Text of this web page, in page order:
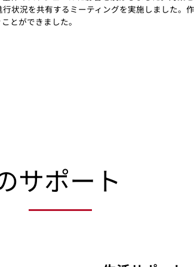
状況を共有するミーティングを実施しました。
とができました。
サポート